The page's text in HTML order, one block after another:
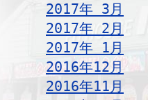
2017年 3月
2017年 2月
2017年 1月
2016年12月
2016年11月